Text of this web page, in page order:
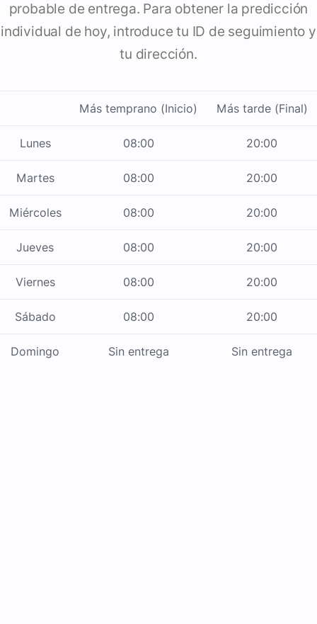
probable de entrega. Para obtener la predicción
individual de hoy, introduce tu ID de seguimiento y
tu dirección.
Más temprano (Inicio) Más tarde (Final)
Lunes 08:00 20:00
Martes 08:00 20:00
Miércoles 08:00 20:00
Jueves 08:00 20:00
Viernes 08:00 20:00
Sábado 08:00 20:00
Domingo Sin entrega Sin entrega